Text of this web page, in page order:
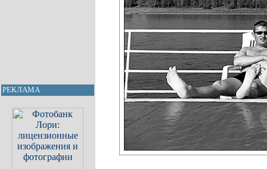
РЕКЛАМА